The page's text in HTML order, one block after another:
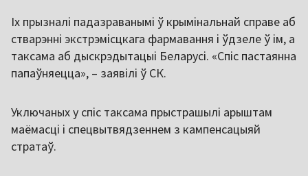
Іх прызналі падазраванымі ў крымінальнай справе аб
стварэнні экстрэмісцкага фармавання і ўдзеле ў ім, а
таксама аб дыскрэдытацыі Беларусі. «Спіс пастаянна
папаўняецца», – заявілі ў СК.
Уключаных у спіс таксама прыстрашылі арыштам
маёмасці і спецвытвядзеннем з кампенсацыяй
стратаў.